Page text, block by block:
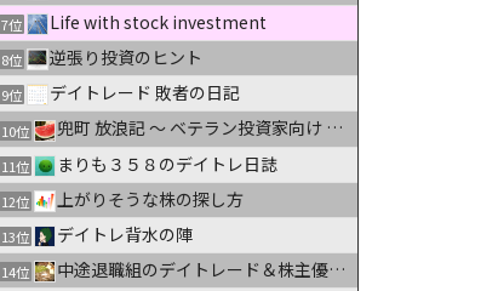
7位 Life with stock investment
8位 逆張り投資のヒント
9位 デイトレード 敗者の日記
10位 兜町 放浪記 〜 ベテラン投資家向け 株式情報ブログ
11位 まりも３５８のデイトレ日誌
12位 上がりそうな株の探し方
13位 デイトレ背水の陣
14位 中途退職組のデイトレード＆株主優待生活日記